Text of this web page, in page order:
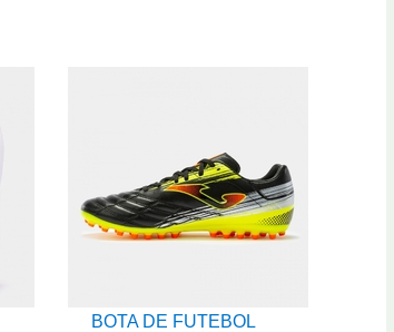
BOTA DE FUTEBOL